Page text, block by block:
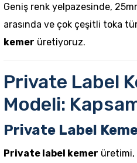
Geniş renk yelpazesinde,
arasında ve çok çeşitli toka
kemer üretiyoruz.
Private Label
Modeli:
Private Label
Private label kemer üretimi,